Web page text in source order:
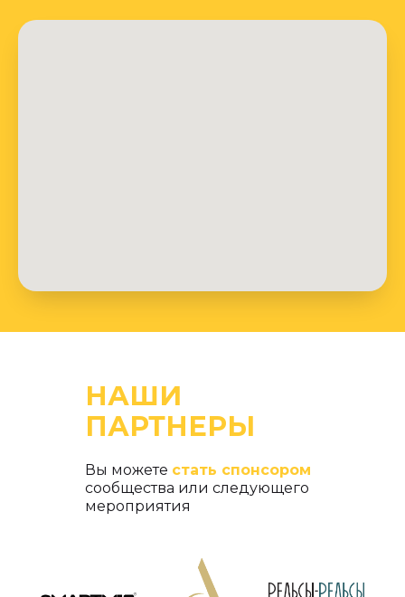
НАШИ
ПАРТНЕРЫ
Вы можете стать спонсором
сообщества или следующего
мероприятия